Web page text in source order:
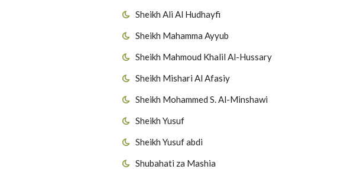
Sheikh Ali Al Hudhayfi
Sheikh Mahamma Ayyub
Sheikh Mahmoud Khalil Al-Hussary
Sheikh Mishari Al Afasiy
Sheikh Mohammed S. Al-Minshawi
Sheikh Yusuf
Sheikh Yusuf abdi
Shubahati za Mashia